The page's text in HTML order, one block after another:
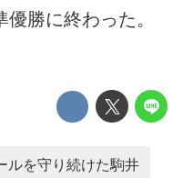
勝に終わった。
ルを守り続けた駒井